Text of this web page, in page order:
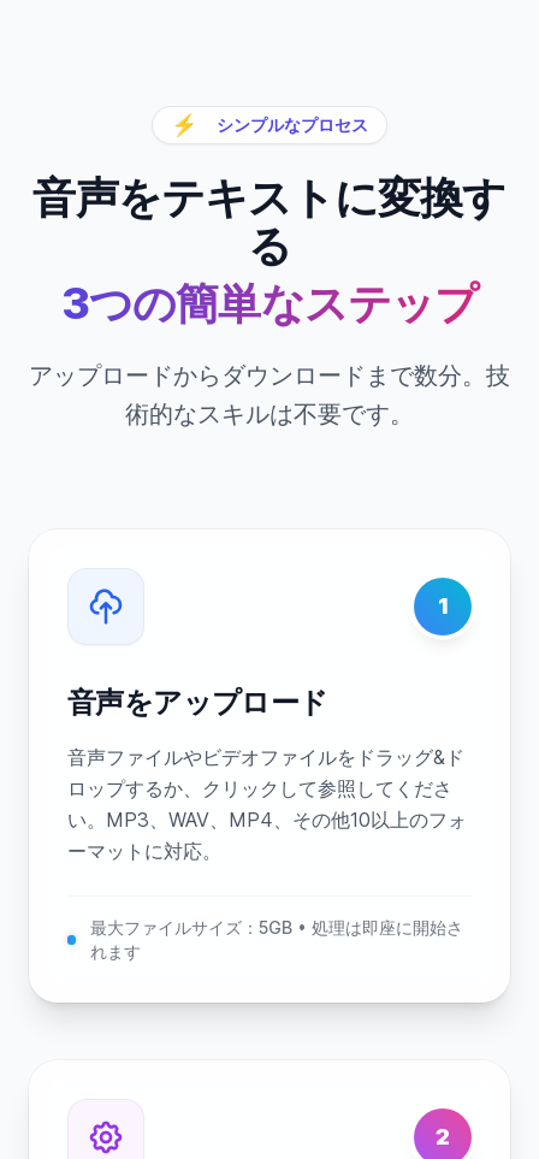
⚡ シンプルなプロセス
音声をテキストに変換す
る
3つの簡単なステップ
アップロードからダウンロードまで数分。技
術的なスキルは不要です。
1
音声をアップロード
音声ファイルやビデオファイルをドラッグ&ド
ロップするか、クリックして参照してくださ
い。MP3、WAV、MP4、その他10以上のフォ
ーマットに対応。
最大ファイルサイズ：5GB • 処理は即座に開始さ
れます
2